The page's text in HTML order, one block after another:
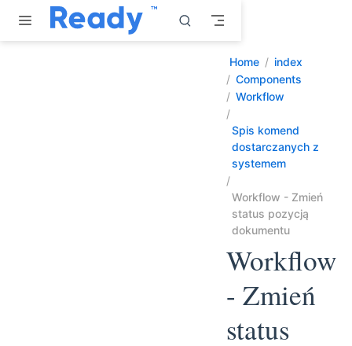
Przejdź do głównej treści
Home
index
Components
Workflow
Spis komend
dostarczanych z
systemem
Workflow - Zmień
status pozycją
dokumentu
Workflow
- Zmień
status